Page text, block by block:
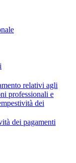
relativi agli
professionali e
dei
dei pagamenti